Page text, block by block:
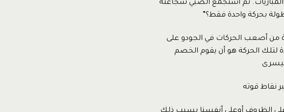
ثم استجمع الصبي شجاعته
بحركة واحدة فقط؟”
من أصعب الحركات في الجودو على
لتلك الحركة هو أن يقوم الخصم
نقاط قوته